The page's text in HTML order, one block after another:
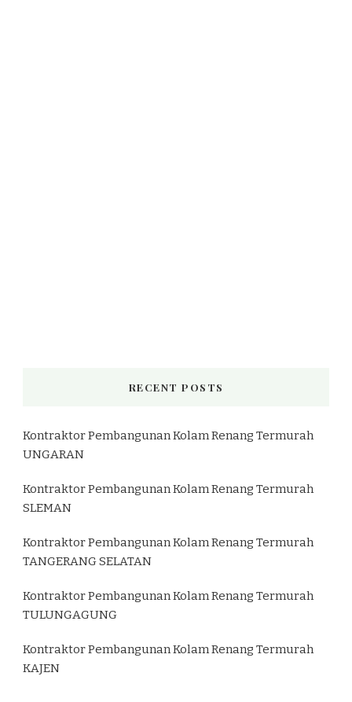
RECENT POSTS
Kontraktor Pembangunan Kolam Renang Termurah
UNGARAN
Kontraktor Pembangunan Kolam Renang Termurah
SLEMAN
Kontraktor Pembangunan Kolam Renang Termurah
TANGERANG SELATAN
Kontraktor Pembangunan Kolam Renang Termurah
TULUNGAGUNG
Kontraktor Pembangunan Kolam Renang Termurah
KAJEN